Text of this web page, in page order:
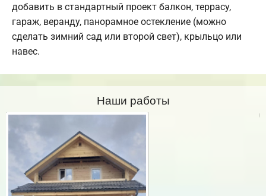
добавить в стандартный проект балкон, террасу,
гараж, веранду, панорамное остекление (можно
сделать зимний сад или второй свет), крыльцо или
навес.
Наши работы